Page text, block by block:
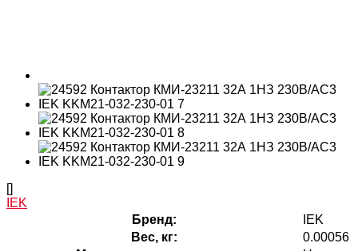
[]
IEK
Бренд:
IEK
Вес, кг:
0.00056